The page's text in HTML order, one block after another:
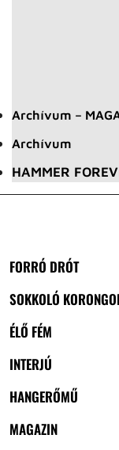
Archívum –
Archívum
HAMMER
FORRÓ DRÓT
SOKKOLÓ
ÉLŐ FÉM
INTERJÚ
HANGERŐMŰ
MAGAZIN